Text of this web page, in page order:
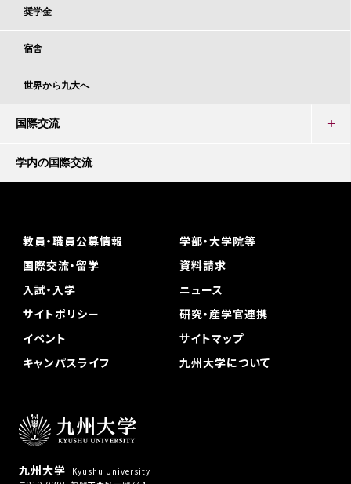
奨学金
宿舎
世界から九大へ
国際交流
学内の国際交流
九州大学
Kyushu University
教員・職員公募情報
学部・大学院等
国際交流・留学
資料請求
入試・入学
ニュース
サイトポリシー
研究・産学官連携
イベント
サイトマップ
キャンパスライフ
九州大学について